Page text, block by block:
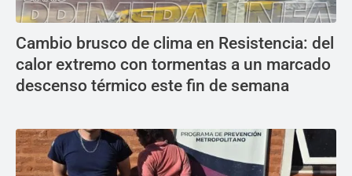
Cambio brusco de clima en Resistencia: del
calor extremo con tormentas a un marcado
descenso térmico este fin de semana